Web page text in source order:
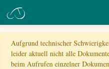
Aufgrund technischer
leider aktuell nicht alle
beim Aufrufen einzelner